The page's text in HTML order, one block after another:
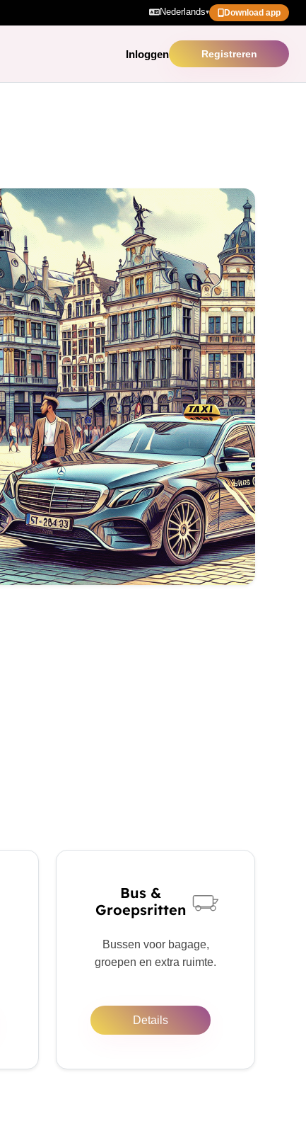
Nederlands▾ Download app
Inloggen Registreren
Bus &
Groepsritten
Bussen voor bagage,
groepen en extra ruimte.
Details